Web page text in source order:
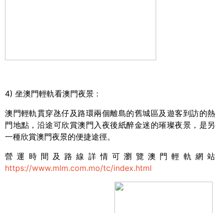
4)坐澳門輕軌看澳門夜景 :
澳門輕軌貫穿氹仔及路環兩個離島的舊城區及遊客到訪的熱
門地點，沿途可欣賞澳門入夜後紙醉金迷的璀璨夜景，是另
一種欣賞澳門夜景的便捷途徑。
營運時間及路線詳情可瀏覽澳門輕軌網站
https://www.mlm.com.mo/tc/index.html